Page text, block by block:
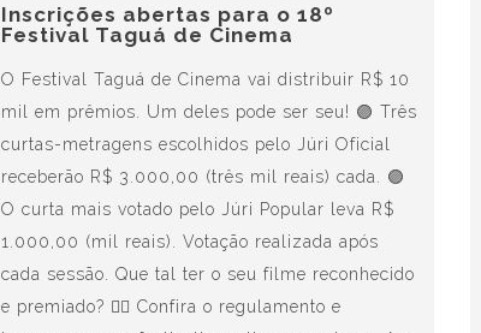
Inscrições abertas para o 18º
Festival Taguá de Cinema
O Festival Taguá de Cinema vai distribuir R$ 10
mil em prêmios. Um deles pode ser seu! 🟣 Três
curtas-metragens escolhidos pelo Júri Oficial
receberão R$ 3.000,00 (três mil reais) cada. 🟣
O curta mais votado pelo Júri Popular leva R$
1.000,00 (mil reais). Votação realizada após
cada sessão. Que tal ter o seu filme reconhecido
e premiado? 👉🏾 Confira o regulamento e